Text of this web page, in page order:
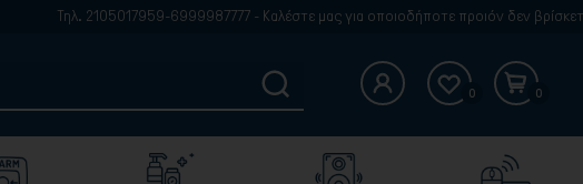
2105017959-6999987777 - Καλέστε μας για οποιοδήποτε προιόν δεν βρίσκετε στην
0 0